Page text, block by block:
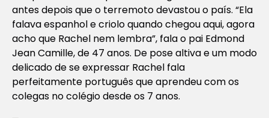
antes depois que o terremoto devastou o país. “Ela
falava espanhol e criolo quando chegou aqui, agora
acho que Rachel nem lembra”, fala o pai Edmond
Jean Camille, de 47 anos. De pose altiva e um modo
delicado de se expressar Rachel fala
perfeitamente português que aprendeu com os
colegas no colégio desde os 7 anos.